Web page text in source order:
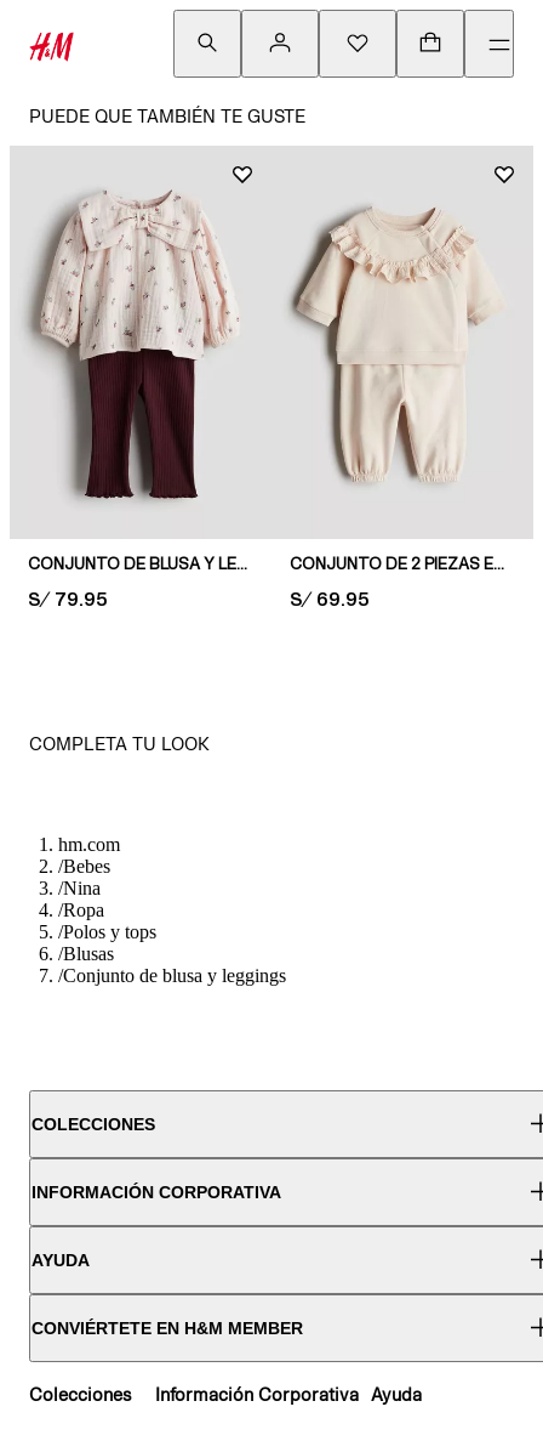
PUEDE QUE TAMBIÉN TE GUSTE
CONJUNTO DE BLUSA Y LEGGINGS
PRICE:
S/ 79.95
CONJUNTO DE 2 PIEZAS EN TEJIDO POLERA DE ALGODÓN
PRICE:
S/ 69.95
COMPLETA TU LOOK
hm.com
/Bebes
/Nina
/Ropa
/Polos y tops
/Blusas
/Conjunto de blusa y leggings
COLECCIONES
INFORMACIÓN CORPORATIVA
AYUDA
CONVIÉRTETE EN H&M MEMBER
Colecciones Información Corporativa Ayuda